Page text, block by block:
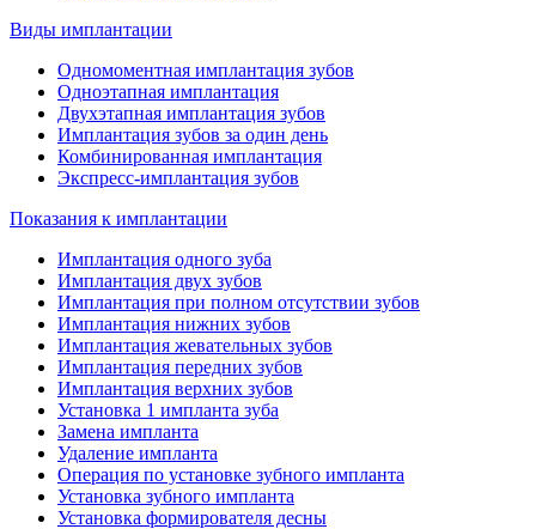
Виды имплантации
Одномоментная имплантация зубов
Одноэтапная имплантация
Двухэтапная имплантация зубов
Имплантация зубов за один день
Комбинированная имплантация
Экспресс-имплантация зубов
Показания к имплантации
Имплантация одного зуба
Имплантация двух зубов
Имплантация при полном отсутствии зубов
Имплантация нижних зубов
Имплантация жевательных зубов
Имплантация передних зубов
Имплантация верхних зубов
Установка 1 импланта зуба
Замена импланта
Удаление импланта
Операция по установке зубного импланта
Установка зубного импланта
Установка формирователя десны